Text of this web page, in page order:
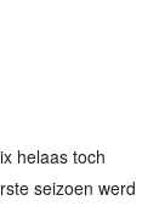
helaas toch
seizoen werd